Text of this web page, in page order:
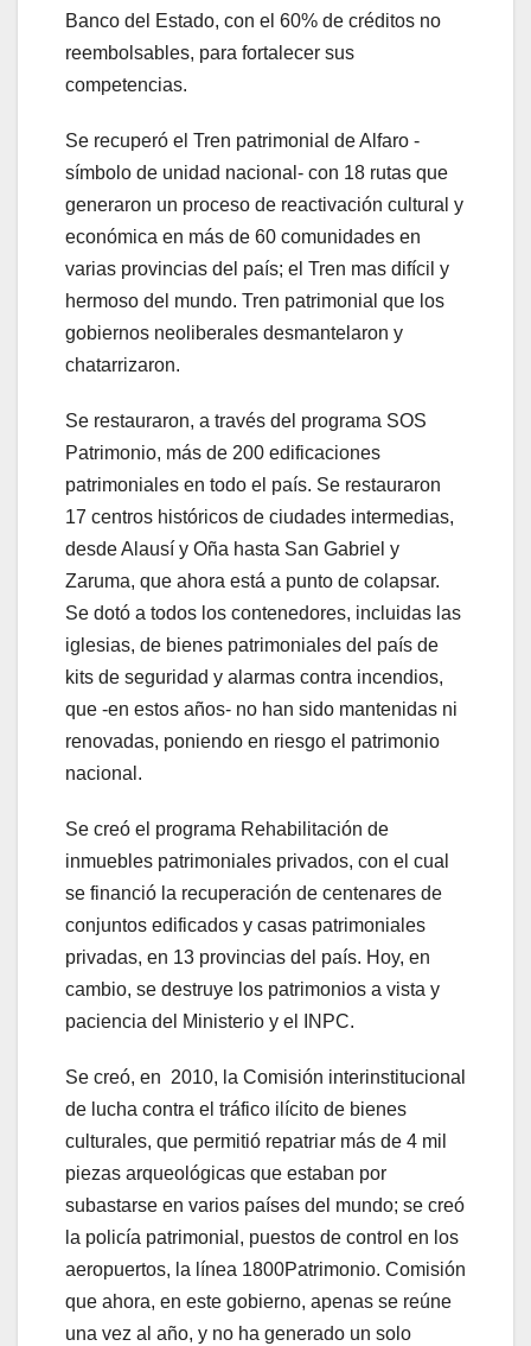
Banco del Estado, con el 60% de créditos no
reembolsables, para fortalecer sus
competencias.
Se recuperó el Tren patrimonial de Alfaro -
símbolo de unidad nacional- con 18 rutas que
generaron un proceso de reactivación cultural y
económica en más de 60 comunidades en
varias provincias del país; el Tren mas difícil y
hermoso del mundo. Tren patrimonial que los
gobiernos neoliberales desmantelaron y
chatarrizaron.
Se restauraron, a través del programa SOS
Patrimonio, más de 200 edificaciones
patrimoniales en todo el país. Se restauraron
17 centros históricos de ciudades intermedias,
desde Alausí y Oña hasta San Gabriel y
Zaruma, que ahora está a punto de colapsar.
Se dotó a todos los contenedores, incluidas las
iglesias, de bienes patrimoniales del país de
kits de seguridad y alarmas contra incendios,
que -en estos años- no han sido mantenidas ni
renovadas, poniendo en riesgo el patrimonio
nacional.
Se creó el programa Rehabilitación de
inmuebles patrimoniales privados, con el cual
se financió la recuperación de centenares de
conjuntos edificados y casas patrimoniales
privadas, en 13 provincias del país. Hoy, en
cambio, se destruye los patrimonios a vista y
paciencia del Ministerio y el INPC.
Se creó, en 2010, la Comisión interinstitucional
de lucha contra el tráfico ilícito de bienes
culturales, que permitió repatriar más de 4 mil
piezas arqueológicas que estaban por
subastarse en varios países del mundo; se creó
la policía patrimonial, puestos de control en los
aeropuertos, la línea 1800Patrimonio. Comisión
que ahora, en este gobierno, apenas se reúne
una vez al año, y no ha generado un solo